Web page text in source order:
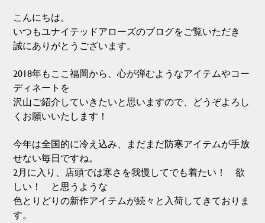
こんにちは。
いつもユナイテッドアローズのブログをご覧いただき
誠にありがとうございます。
2018年もここ福岡から、心が弾むようなアイテムやコー
ディネートを
沢山ご紹介していきたいと思いますので、どうぞよろし
くお願いいたします！
今年は全国的に冷え込み、まだまだ防寒アイテムが手放
せない毎日ですね。
2月に入り、店頭では寒さを我慢してでも着たい！ 欲
しい！ と思うような
色とりどりの新作アイテムが続々と入荷してきておりま
す。